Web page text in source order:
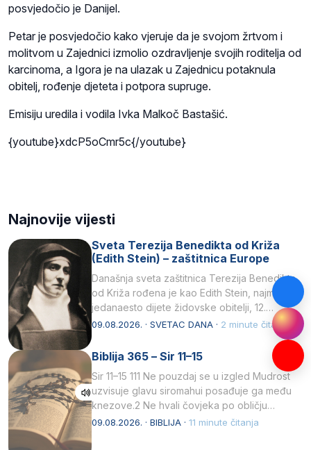
posvjedočio je Danijel.
Petar je posvjedočio kako vjeruje da je svojom žrtvom i
molitvom u Zajednici izmolio ozdravljenje svojih roditelja od
karcinoma, a Igora je na ulazak u Zajednicu potaknula
obitelj, rođenje djeteta i potpora supruge.
Emisiju uredila i vodila Ivka Malkoč Bastašić.
{youtube}xdcP5oCmr5c{/youtube}
Najnovije vijesti
Sveta Terezija Benedikta od Križa
(Edith Stein) – zaštitnica Europe
Današnja sveta zaštitnica Terezija Benedikta
od Križa rođena je kao Edith Stein, najmlađe,
jedanaesto dijete židovske obitelji, 12.
listopada 1891, u Wrocławu…
09.08.2026. · SVETAC DANA · 2 minute čitanja
Biblija 365 – Sir 11–15
Sir 11–15 111 Ne pouzdaj se u izgled Mudrost
uzvisuje glavu siromahui posađuje ga među
knezove.2 Ne hvali čovjeka po obličju
njegovui…
09.08.2026. · BIBLIJA · 11 minute čitanja